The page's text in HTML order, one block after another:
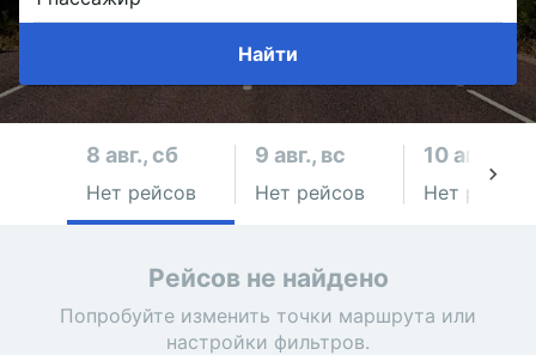
Найти
8 авг., сб
Нет рейсов
9 авг., вс
Нет рейсов
10 авг., пн
Нет рейсов
Рейсов не найдено
Попробуйте изменить точки маршрута или
настройки фильтров.